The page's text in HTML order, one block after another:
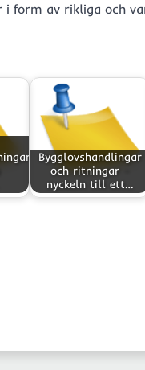
form av rikliga och
Bygglovshandlingar
och ritningar –
nyckeln till ett…